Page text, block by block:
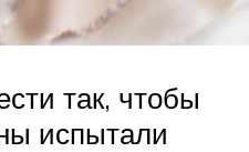
так, чтобы
испытали